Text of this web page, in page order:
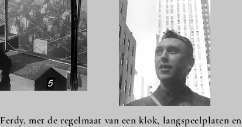
met de regelmaat van een klok, langspeelplaten en